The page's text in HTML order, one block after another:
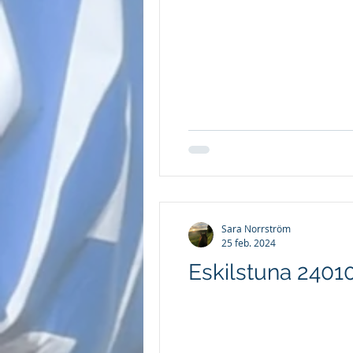
Eskilstuna
Sara Norrström
25 feb. 2024